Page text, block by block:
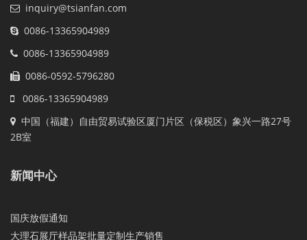
inquiry@tsianfan.com
0086-13365904989
0086-13365904989
0086-0592-5796280
0086-13365904989
中国（福建）自由贸易试验区厦门片区（保税区）象兴一路27号
2B室
新闻中心
国庆放假通知
大理石展厅样品架批量定制生产销售